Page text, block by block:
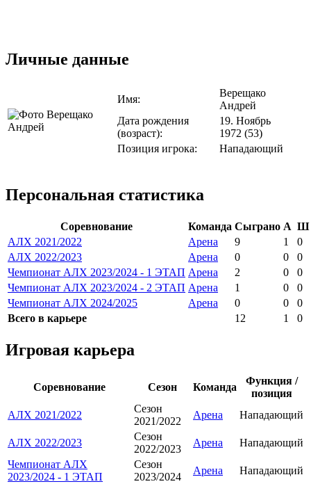
Личные данные
Имя:
Верещако
Андрей
Дата рождения
(возраст):
19. Ноябрь
1972 (53)
Позиция игрока:
Нападающий
Персональная статистика
Соревнование Команда Сыграно А Ш
АЛХ 2021/2022
Арена 9 1
0
АЛХ 2022/2023
Арена 0 0
0
Чемпионат АЛХ 2023/2024 - 1 ЭТАП Арена 2 0
0
Чемпионат АЛХ 2023/2024 - 2 ЭТАП Арена 1 0
0
Чемпионат АЛХ 2024/2025
Арена 0 0
0
Всего в карьере
12 1 0
Игровая карьера
Соревнование Сезон Команда
Функция /
позиция
АЛХ 2021/2022
Сезон
2021/2022
Арена Нападающий
АЛХ 2022/2023
Сезон
2022/2023
Арена
Нападающий
Чемпионат АЛХ
2023/2024 - 1 ЭТАП
Сезон
2023/2024
Арена
Нападающий